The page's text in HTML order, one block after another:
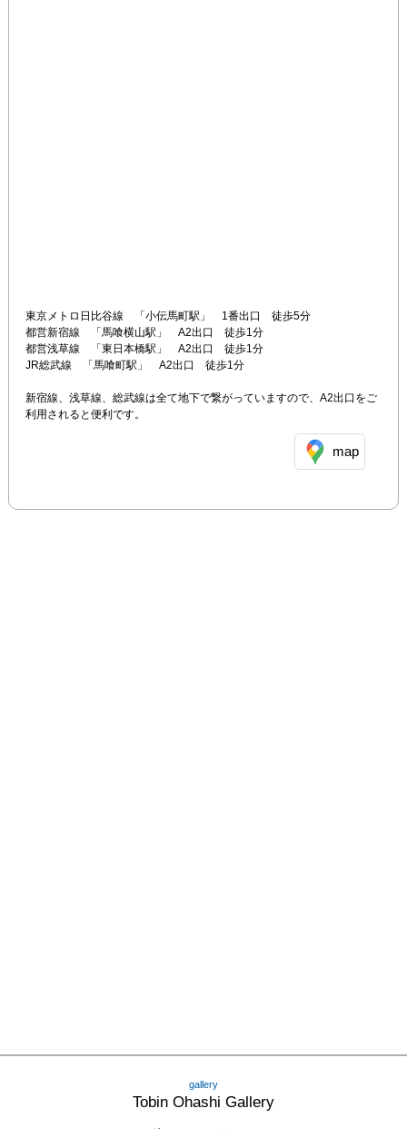
東京メトロ日比谷線　「小伝馬町駅」　1番出口　徒歩5分
都営新宿線　「馬喰横山駅」　A2出口　徒歩1分
都営浅草線　「東日本橋駅」　A2出口　徒歩1分
JR総武線　「馬喰町駅」　A2出口　徒歩1分
新宿線、浅草線、総武線は全て地下で繋がっていますので、A2出口をご
利用されると便利です。
map
gallery
Tobin Ohashi Gallery